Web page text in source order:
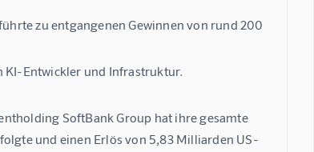
zu entgangenen Gewinnen von rund 200
KI-Entwickler und Infrastruktur.
SoftBank Group hat ihre gesamte
und einen Erlös von 5,83 Milliarden US-